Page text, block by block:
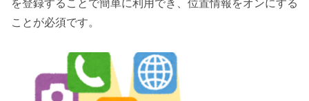
を登録することで簡単に利用でき、位置情報をオンにする
ことが必須です。